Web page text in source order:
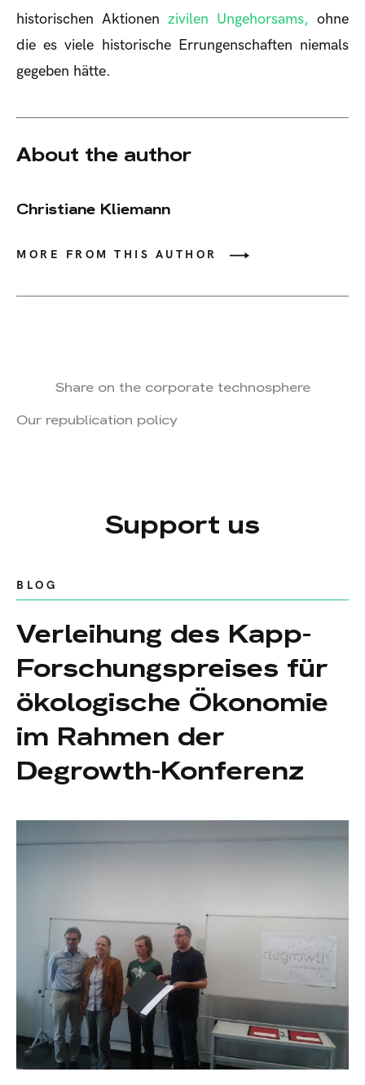
historischen Aktionen zivilen Ungehorsams, ohne
die es viele historische Errungenschaften niemals
gegeben hätte.
About the author
Christiane Kliemann
MORE FROM THIS AUTHOR
Share on the corporate technosphere
Our republication policy
Support us
BLOG
Verleihung des Kapp-
Forschungspreises für
ökologische Ökonomie
im Rahmen der
Degrowth-Konferenz